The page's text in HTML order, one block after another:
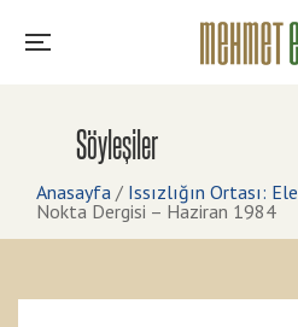
Söyleşiler
Anasayfa / Issızlığın Ortası:
Nokta Dergisi – Haziran 1984